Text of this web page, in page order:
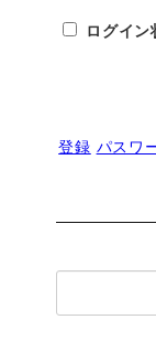
ログイ
登録 パスワ
索